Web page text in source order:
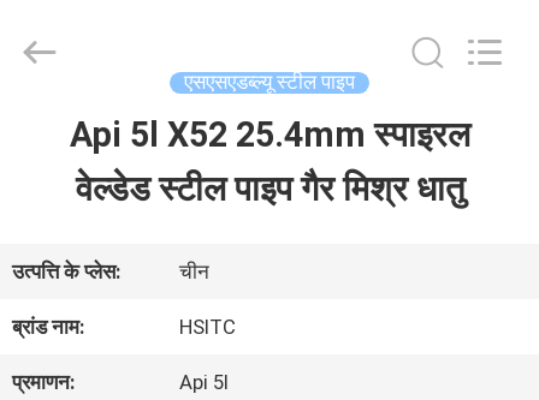
हमारे
बारे
International
Trade
एसएसएडब्ल्यू स्टील पाइप
Api 5l X52 25.4mm स्पाइरल
वेल्डेड स्टील पाइप गैर मिश्र धातु
उत्पत्ति के प्लेस: चीन
ब्रांड नाम: HSITC
प्रमाणन:
Api 5l